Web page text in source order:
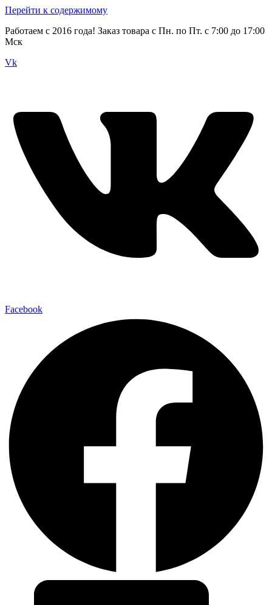
Перейти к содержимому
Работаем с 2016 года! Заказ товара с Пн. по Пт. с 7:00 до 17:00
Мск
Vk
Facebook